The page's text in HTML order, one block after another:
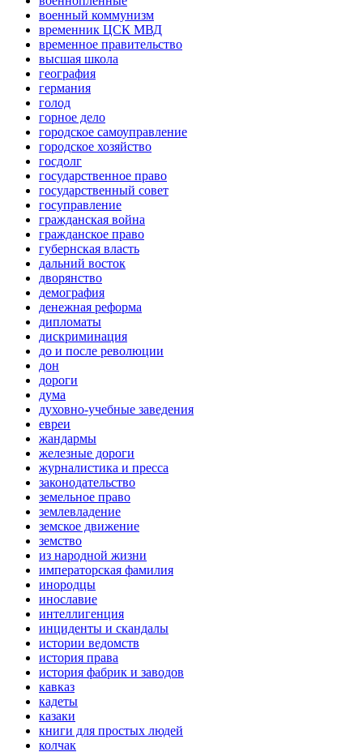
военный коммунизм
временник ЦСК МВД
временное правительство
высшая школа
география
германия
голод
горное дело
городское самоуправление
городское хозяйство
госдолг
государственное право
государственный совет
госуправление
гражданская война
гражданское право
губернская власть
дальний восток
дворянство
демография
денежная реформа
дипломаты
дискриминация
до и после революции
дон
дороги
дума
духовно-учебные заведения
евреи
жандармы
железные дороги
журналистика и пресса
законодательство
земельное право
землевладение
земское движение
земство
из народной жизни
императорская фамилия
инородцы
инославие
интеллигенция
инциденты и скандалы
истории ведомств
история права
история фабрик и заводов
кавказ
кадеты
казаки
книги для простых людей
колчак